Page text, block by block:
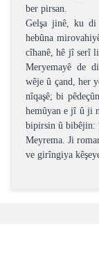
ber pirsan.
Gelşa jinê, ku di
hebûna
cîhanê, hê jî serî
Meryemayê de
wêje û çand, her
nîqaşê; bi
hemûyan e jî û ji
bipirsin û bibêjin:
Meyrema. Ji
ve girîngiya